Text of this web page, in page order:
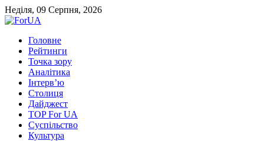
Неділя, 09 Серпня, 2026
Головне
Рейтинги
Точка зору
Аналітика
Інтерв’ю
Столиця
Дайджест
TOP For UA
Суспiльство
Культура